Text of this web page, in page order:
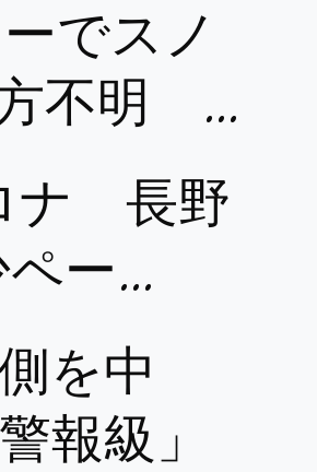
でスノ
不明 …
ナ 長野
ー…
を中
報級」